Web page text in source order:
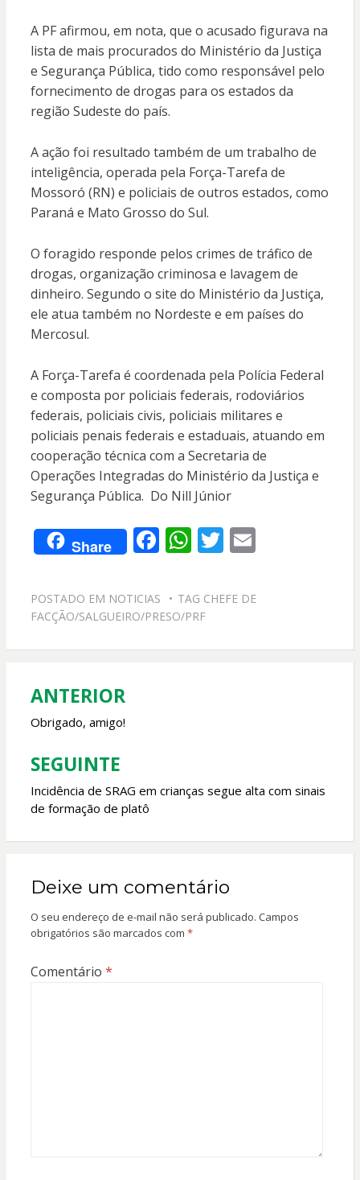
A PF afirmou, em nota, que o acusado figurava na
lista de mais procurados do Ministério da Justiça
e Segurança Pública, tido como responsável pelo
fornecimento de drogas para os estados da
região Sudeste do país.
A ação foi resultado também de um trabalho de
inteligência, operada pela Força-Tarefa de
Mossoró (RN) e policiais de outros estados, como
Paraná e Mato Grosso do Sul.
O foragido responde pelos crimes de tráfico de
drogas, organização criminosa e lavagem de
dinheiro. Segundo o site do Ministério da Justiça,
ele atua também no Nordeste e em países do
Mercosul.
A Força-Tarefa é coordenada pela Polícia Federal
e composta por policiais federais, rodoviários
federais, policiais civis, policiais militares e
policiais penais federais e estaduais, atuando em
cooperação técnica com a Secretaria de
Operações Integradas do Ministério da Justiça e
Segurança Pública. Do Nill Júnior
Share F
e
b
o
W
at
s
A
T
itt
E
ai
POSTADO EM NOTICIAS TAG CHEFE DE
FACÇÃO/SALGUEIRO/PRESO/PRF
Navegação
de
Post
ANTERIOR
Obrigado, amigo!
SEGUINTE
Incidência de SRAG em crianças segue alta com sinais
de formação de platô
Deixe um comentário
O seu endereço de e-mail não será publicado. Campos
obrigatórios são marcados com *
Comentário *